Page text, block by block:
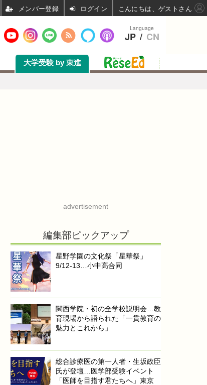
大学受験 by 東進
advertisement
編集部ピックアップ
星野学園の文化祭「星華祭」
9/12-13…小中高合同
関西学院・初の全学校説明会…教
育現場から語られた「一貫教育の
魅力とこれから」
総合診療医の第一人者・生坂政臣
氏が登壇…医学部受験イベント
「医師を目指す君たちへ」東京
Language
JP / CN
ログイン こんにちは、ゲストさん